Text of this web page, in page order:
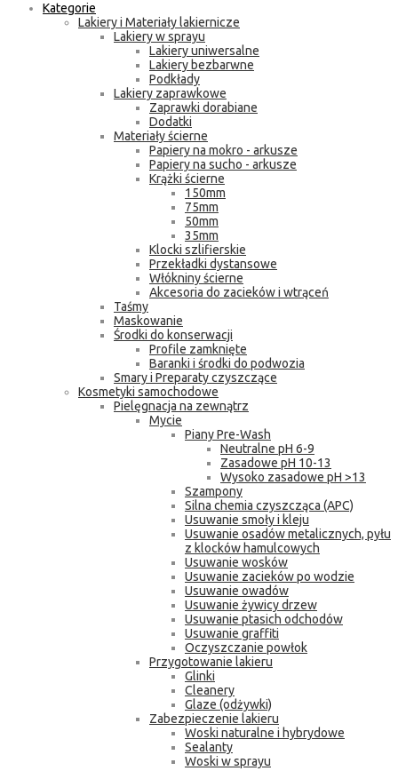
Kategorie
Lakiery i Materiały lakiernicze
Lakiery w sprayu
Lakiery uniwersalne
Lakiery bezbarwne
Podkłady
Lakiery zaprawkowe
Zaprawki dorabiane
Dodatki
Materiały ścierne
Papiery na mokro - arkusze
Papiery na sucho - arkusze
Krążki ścierne
150mm
75mm
50mm
35mm
Klocki szlifierskie
Przekładki dystansowe
Włókniny ścierne
Akcesoria do zacieków i wtrąceń
Taśmy
Maskowanie
Środki do konserwacji
Profile zamknięte
Baranki i środki do podwozia
Smary i Preparaty czyszczące
Kosmetyki samochodowe
Pielęgnacja na zewnątrz
Mycie
Piany Pre-Wash
Neutralne pH 6-9
Zasadowe pH 10-13
Wysoko zasadowe pH >13
Szampony
Silna chemia czyszcząca (APC)
Usuwanie smoły i kleju
Usuwanie osadów metalicznych, pyłu
z klocków hamulcowych
Usuwanie wosków
Usuwanie zacieków po wodzie
Usuwanie owadów
Usuwanie żywicy drzew
Usuwanie ptasich odchodów
Usuwanie graffiti
Oczyszczanie powłok
Przygotowanie lakieru
Glinki
Cleanery
Glaze (odżywki)
Zabezpieczenie lakieru
Woski naturalne i hybrydowe
Sealanty
Woski w sprayu